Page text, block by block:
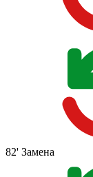
82' Замена